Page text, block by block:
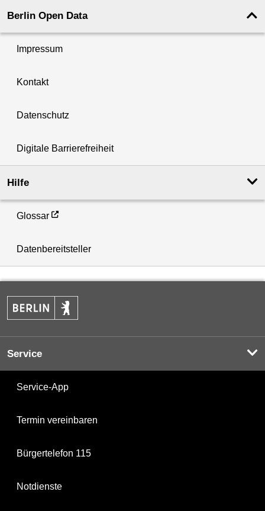
Berlin Open Data
Impressum
Kontakt
Datenschutz
Digitale Barrierefreiheit
Hilfe
Glossar
Datenbereitsteller
Service
Service-App
Termin vereinbaren
Bürgertelefon 115
Notdienste